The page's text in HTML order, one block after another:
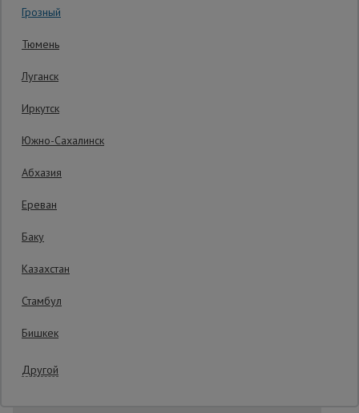
Грозный
Тюмень
Луганск
Иркутск
Южно-Сахалинск
Абхазия
Ереван
Баку
Казахстан
Стамбул
Бишкек
Другой